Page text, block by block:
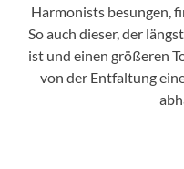
Harmonists besungen,
So auch dieser, der
ist und einen größeren
von der Entfaltung